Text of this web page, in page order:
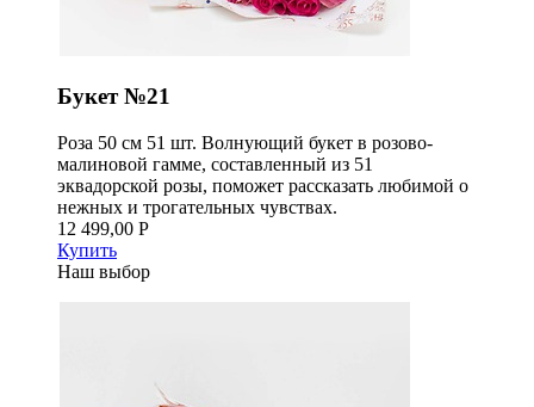
Букет №21
Роза 50 см 51 шт. Волнующий букет в розово-
малиновой гамме, составленный из 51
эквадорской розы, поможет рассказать любимой о
нежных и трогательных чувствах.
12 499,00 Р
Купить
Наш выбор